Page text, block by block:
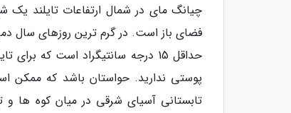
چیانگ مای در شمال ارتفاعات تایلند یک
حداقل 15 درجه سانتیگراد است
پوستی ندارید. حواستان باشد که ممکن
تابستانی آسیای شرقی در میان کوه ها